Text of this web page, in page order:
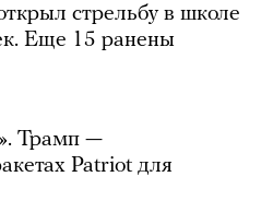
стрельбу в школе
Еще 15 ранены
Трамп —
Patriot для